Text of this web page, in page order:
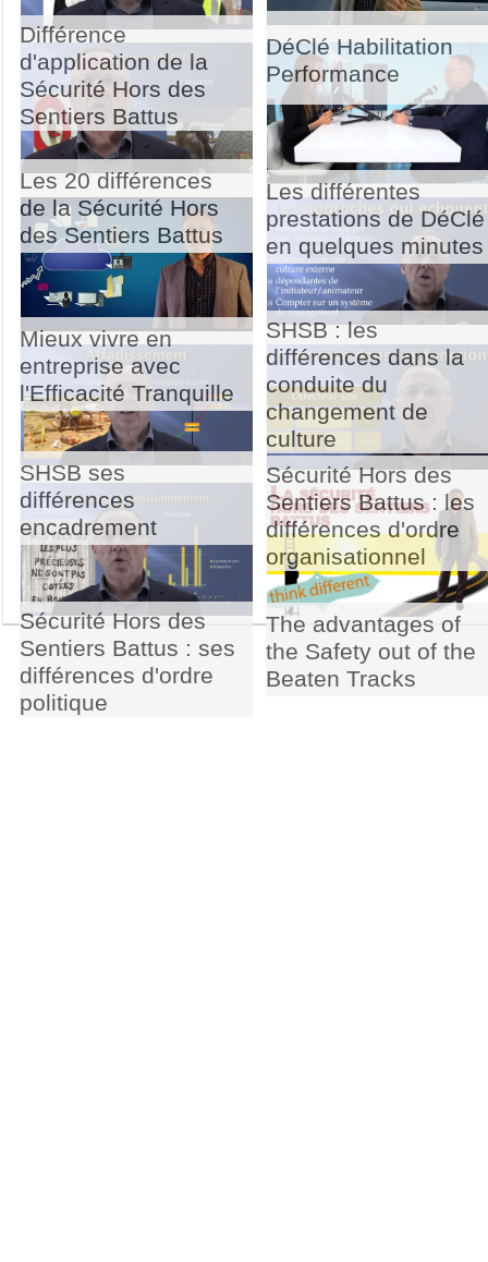
Différence
d'application de la
Sécurité Hors des
Sentiers Battus
DéClé Habilitation
Performance
Les 20 différences
de la Sécurité Hors
des Sentiers Battus
Les différentes
prestations de DéClé
en quelques minutes
Mieux vivre en
entreprise avec
l'Efficacité Tranquille
SHSB : les
différences dans la
conduite du
changement de
culture
SHSB ses
différences
encadrement
Sécurité Hors des
Sentiers Battus : les
différences d'ordre
organisationnel
Sécurité Hors des
Sentiers Battus : ses
différences d'ordre
politique
The advantages of
the Safety out of the
Beaten Tracks